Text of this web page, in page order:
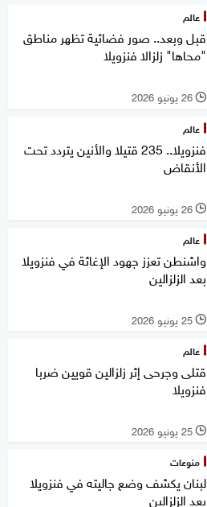
عالم
قبل وبعد.. صور فضائية تظهر مناطق
"محاها" زلزالا فنزويلا
l 26 يونيو 2026
عالم
فنزويلا.. 235 قتيلا والأنين يتردد تحت
الأنقاض
l 26 يونيو 2026
عالم
واشنطن تعزز جهود الإغاثة في فنزويلا
بعد الزلزالين
l 25 يونيو 2026
عالم
قتلى وجرحى إثر زلزالين قويين ضربا
فنزويلا
l 25 يونيو 2026
منوعات
لبنان يكشف وضع جاليته في فنزويلا
بعد الزلزالين